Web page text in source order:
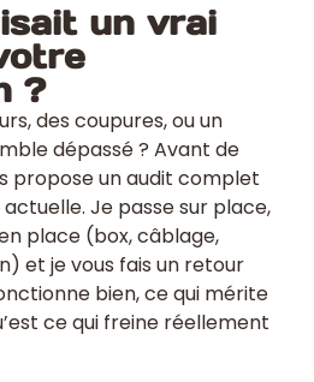
un vrai
?
des coupures, ou un
dépassé ? Avant de
propose un audit complet
Je passe sur place,
place (box, câblage,
et je vous fais un retour
bien, ce qui mérite
ce qui freine réellement